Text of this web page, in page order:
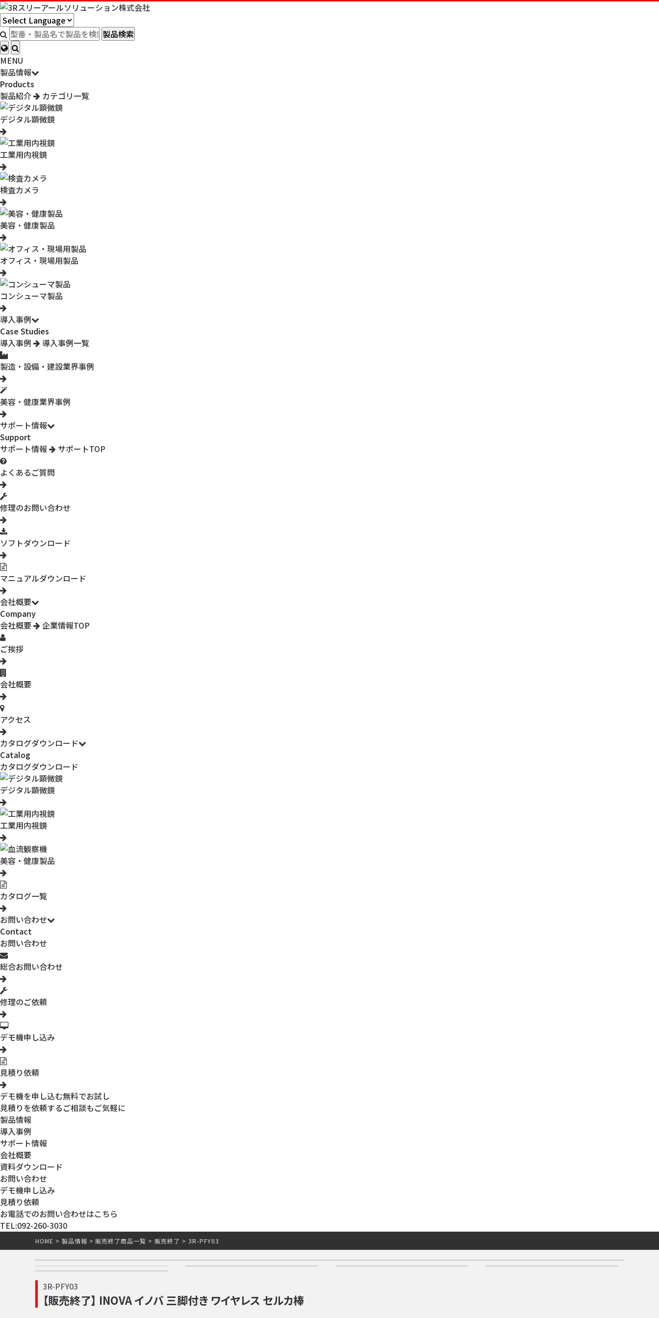
製品検索
MENU
製品情報
Products
製品紹介
カテゴリ一覧
デジタル顕微鏡
工業用内視鏡
検査カメラ
美容・健康製品
オフィス・現場用製品
コンシューマ製品
導入事例
Case Studies
導入事例
導入事例一覧
製造・設備・建設業界事例
美容・健康業界事例
サポート情報
Support
サポート情報
サポートTOP
よくあるご質問
修理のお問い合わせ
ソフトダウンロード
マニュアルダウンロード
会社概要
Company
会社概要
企業情報TOP
ご挨拶
会社概要
アクセス
カタログダウンロード
Catalog
カタログダウンロード
デジタル顕微鏡
工業用内視鏡
美容・健康製品
カタログ一覧
お問い合わせ
Contact
お問い合わせ
総合お問い合わせ
修理のご依頼
デモ機申し込み
見積り依頼
デモ機を申し込む無料でお試し
見積りを依頼するご相談もご気軽に
製品情報
導入事例
サポート情報
会社概要
資料ダウンロード
お問い合わせ
デモ機申し込み
見積り依頼
お電話でのお問い合わせはこちら
TEL:092-260-3030
HOME > 製品情報 > 販売終了商品一覧 > 販売終了 > 3R-PFY03
3R-PFY03
【販売終了】 INOVA イノバ 三脚付き ワイヤレス セルカ棒